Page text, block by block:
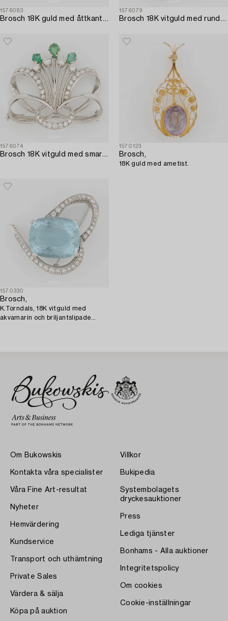
1576083
Brosch 18K guld med åttkantslipade diamanter.
1576079
Brosch 18K vitguld med runda briljant- och åttkantslipade diamanter.
1576074
Brosch 18K vitguld med smaragder och runda briljantslipade diamanter.
1570123
Brosch,
18K guld med ametist.
1570330
Brosch,
K.Torndals, 18K vitguld med
akvamarin och briljantslipade
Om Bukowskis
Kontakta våra specialister
Våra Fine Art-resultat
Nyheter
Hemvärdering
Kundservice
Transport och uthämtning
Private Sales
Värdera & sälja
Köpa på auktion
Villkor
Bukipedia
Systembolagets
dryckesauktioner
Press
Lediga tjänster
Bonhams - Alla auktioner
Integritetspolicy
Om cookies
Cookie-inställningar